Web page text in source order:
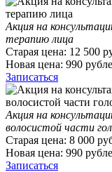
Акция на
терапию лица
Старая цена: 12 500
Новая цена: 990
Записаться
Акция на
волосистой части
Старая цена: 8 000
Новая цена: 990
Записаться